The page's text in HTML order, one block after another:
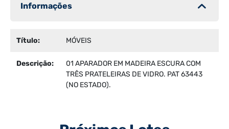
Informações
Título: MÓVEIS
Descrição:
01 APARADOR EM MADEIRA ESCURA COM
TRÊS PRATELEIRAS DE VIDRO. PAT 63443
(NO ESTADO).